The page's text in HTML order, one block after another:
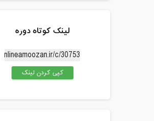
لینک کوتاه دوره
کپی کردن لینک